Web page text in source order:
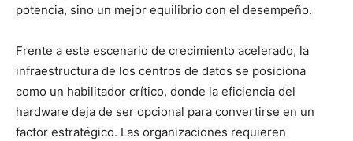
potencia, sino un mejor equilibrio con el desempeño.
Frente a este escenario de crecimiento acelerado, la
infraestructura de los centros de datos se posiciona
como un habilitador crítico, donde la eficiencia del
hardware deja de ser opcional para convertirse en un
factor estratégico. Las organizaciones requieren